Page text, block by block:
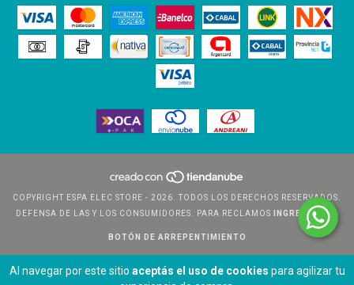
Al navegar por este sitio aceptás el uso de cookies para agilizar tu
COPYRIGHT ESPA ELEC STORE - 2026. TODOS LOS DERECHOS RESERVADOS.
DEFENSA DE LAS Y LOS CONSUMIDORES. PARA RECLAMOS
INGRESÁ ACÁ.
BOTÓN DE ARREPENTIMIENTO